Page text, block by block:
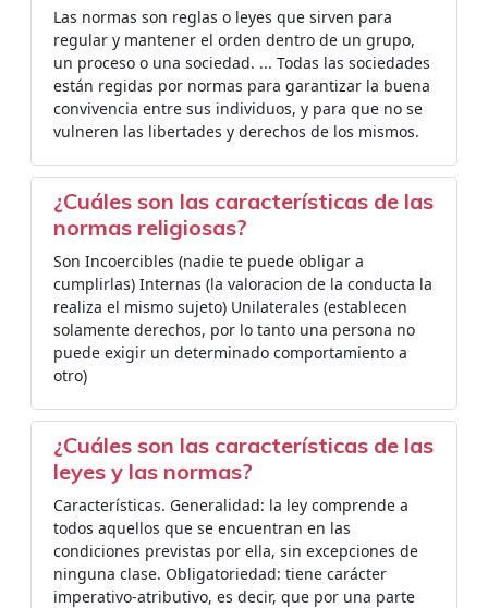
Las normas son reglas o leyes que sirven para
regular y mantener el orden dentro de un grupo,
un proceso o una sociedad. ... Todas las sociedades
están regidas por normas para garantizar la buena
convivencia entre sus individuos, y para que no se
vulneren las libertades y derechos de los mismos.
¿Cuáles son las características de las
normas religiosas?
Son Incoercibles (nadie te puede obligar a
cumplirlas) Internas (la valoracion de la conducta la
realiza el mismo sujeto) Unilaterales (establecen
solamente derechos, por lo tanto una persona no
puede exigir un determinado comportamiento a
otro)
¿Cuáles son las características de las
leyes y las normas?
Características. Generalidad: la ley comprende a
todos aquellos que se encuentran en las
condiciones previstas por ella, sin excepciones de
ninguna clase. Obligatoriedad: tiene carácter
imperativo-atributivo, es decir, que por una parte